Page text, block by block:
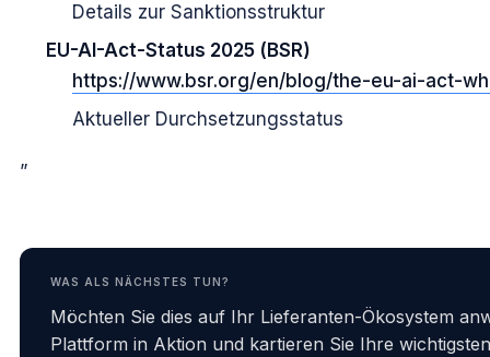
Details zur Sanktionsstruktur
EU-AI-Act-Status 2025 (BSR)
https://www.bsr.org/en/blog/the-eu-ai-act-
Aktueller Durchsetzungsstatus
”
WAS ALS NÄCHSTES TUN?
Möchten Sie dies auf Ihr Lieferanten-Ökosystem
Plattform in Aktion und kartieren Sie Ihre